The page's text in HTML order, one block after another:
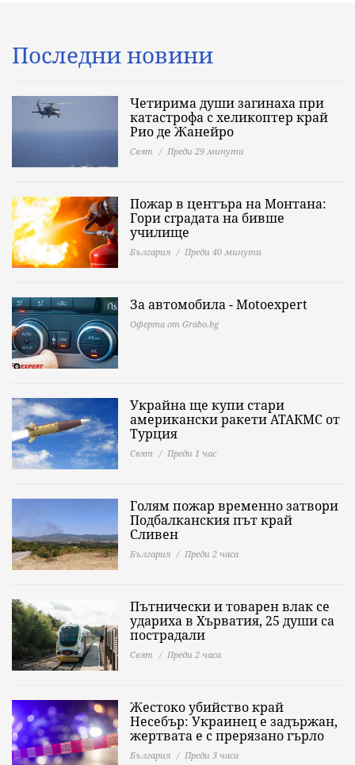
Последни новини
Четирима души загинаха при
катастрофа с хеликоптер край
Рио де Жанейро
Свят Преди 29 минути
Пожар в центъра на Монтана:
Гори сградата на бивше
училище
България Преди 40 минути
За автомобила - Motoexpert
Оферта от Grabo.bg
Украйна ще купи стари
американски ракети АТАКМС от
Турция
Свят Преди 1 час
Голям пожар временно затвори
Подбалканския път край
Сливен
България Преди 2 часа
Пътнически и товарен влак се
удариха в Хърватия, 25 души са
пострадали
Свят Преди 2 часа
Жестоко убийство край
Несебър: Украинец е задържан,
жертвата е с прерязано гърло
България Преди 3 часа